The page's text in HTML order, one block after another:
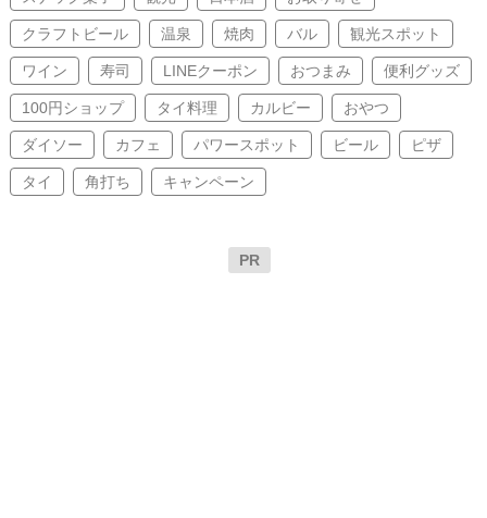
クラフトビール 温泉 焼肉 バル 観光スポット
ワイン 寿司 LINEクーポン おつまみ 便利グッズ
100円ショップ タイ料理 カルビー おやつ
ダイソー カフェ パワースポット ビール ピザ
タイ 角打ち キャンペーン
PR